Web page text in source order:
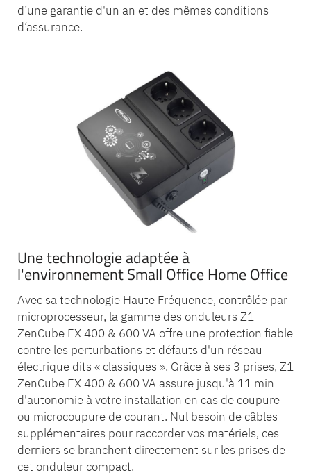
d’une garantie d'un an et des mêmes conditions
d‘assurance.
Une technologie adaptée à
l'environnement Small Office Home Office
Avec sa technologie Haute Fréquence, contrôlée par
microprocesseur, la gamme des onduleurs Z1
ZenCube EX 400 & 600 VA offre une protection fiable
contre les perturbations et défauts d'un réseau
électrique dits « classiques ». Grâce à ses 3 prises, Z1
ZenCube EX 400 & 600 VA assure jusqu'à 11 min
d'autonomie à votre installation en cas de coupure
ou microcoupure de courant. Nul besoin de câbles
supplémentaires pour raccorder vos matériels, ces
derniers se branchent directement sur les prises de
cet onduleur compact.